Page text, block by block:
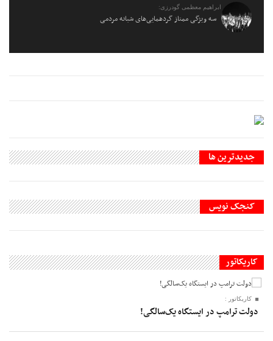
ابراهیم معظمی گودرزی:
سه ویژگی ممتاز گردهمایی‌های شبانه مردمی
جديدترين ها
کنجک نویس
کاریکاتور
کاریکاتور :
دولت ترامپ در ایستگاه یک‌سالگی!